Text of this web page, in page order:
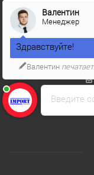
г.
Введите
Валентин
Менеджер
Здравствуйте!
Валентин